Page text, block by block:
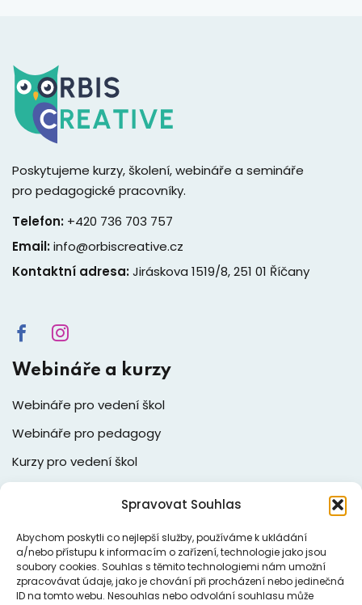
Spravovat Souhlas
Abychom poskytli co nejlepší služby, používáme k ukládání
a/nebo přístupu k informacím o zařízení, technologie jako jsou
soubory cookies. Souhlas s těmito technologiemi nám umožní
zpracovávat údaje, jako je chování při procházení nebo jedinečná
ID na tomto webu. Nesouhlas nebo odvolání souhlasu může
Poskytujeme kurzy, školení, webináře a semináře
pro pedagogické pracovníky.
Telefon: +420 736 703 757
Email:info@orbiscreative.cz
Kontaktní adresa:Jiráskova 1519/8, 251 01 Říčany
Webináře a kurzy
Webináře pro vedení škol
Webináře pro pedagogy
Kurzy pro vedení škol
Fakturační adresa
Orbis Creative – zařízení pro další vzdělávání